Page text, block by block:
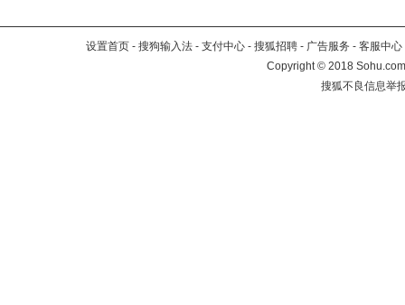
设置首页 - 搜狗输入法 - 支付中心 - 搜狐招聘 - 广告服务 - 客服中心
Copyright©2018
搜狐不良信息举